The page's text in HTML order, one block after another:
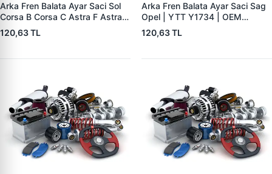
Arka Fren Balata Ayar Saci Sol
Corsa B Corsa C Astra F Astra G
Astra H Vectra B Tigra B | YTT
Y1735 | OEM 556440
120,63 TL
Arka Fren Balata Ayar Saci Sag
Opel | YTT Y1734 | OEM
556441
120,63 TL